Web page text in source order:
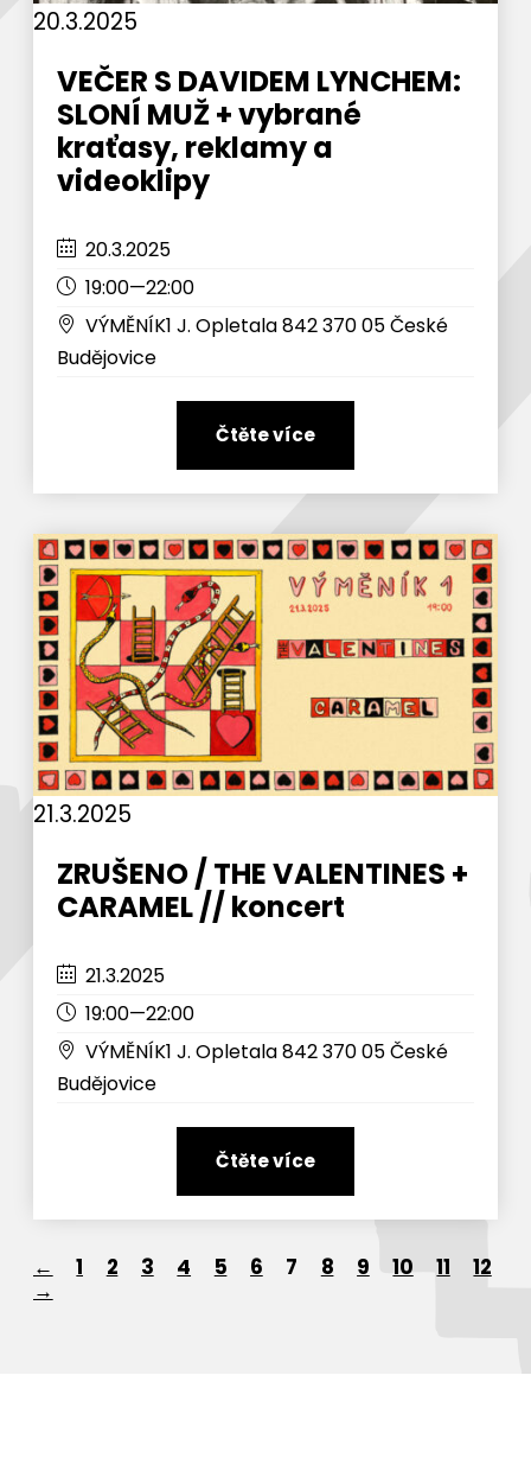
20.3.2025
VEČER S DAVIDEM LYNCHEM:
SLONÍ MUŽ + vybrané
kraťasy, reklamy a
videoklipy
20.3.2025
19:00—22:00
VÝMĚNÍK1 J. Opletala 842 370 05 České
Budějovice
Čtěte více
21.3.2025
ZRUŠENO / THE VALENTINES +
CARAMEL // koncert
21.3.2025
19:00—22:00
VÝMĚNÍK1 J. Opletala 842 370 05 České
Budějovice
Čtěte více
← 1 2 3 4 5 6 7 8 9 10 11
12
→